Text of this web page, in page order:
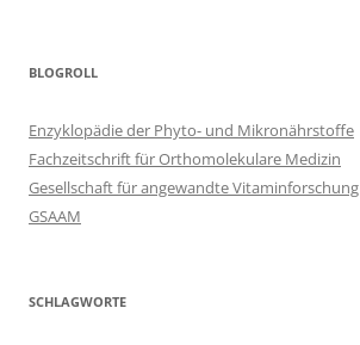
BLOGROLL
Enzyklopädie der Phyto- und Mikronährstoffe
Fachzeitschrift für Orthomolekulare Medizin
Gesellschaft für angewandte Vitaminforschung
GSAAM
SCHLAGWORTE